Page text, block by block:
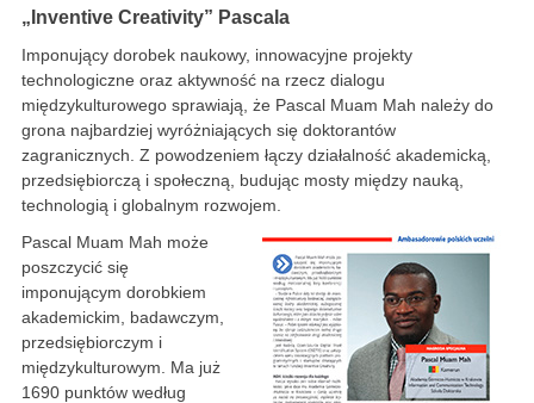
„Inventive Creativity” Pascala
Imponujący dorobek naukowy, innowacyjne projekty
technologiczne oraz aktywność na rzecz dialogu
międzykulturowego sprawiają, że Pascal Muam Mah należy do
grona najbardziej wyróżniających się doktorantów
zagranicznych. Z powodzeniem łączy działalność akademicką,
przedsiębiorczą i społeczną, budując mosty między nauką,
technologią i globalnym rozwojem.
Pascal Muam Mah może
poszczycić się
imponującym dorobkiem
akademickim, badawczym,
przedsiębiorczym i
międzykulturowym. Ma już
1690 punktów według